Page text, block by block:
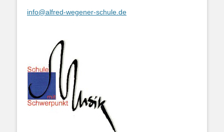
info@alfred-wegener-schule.de